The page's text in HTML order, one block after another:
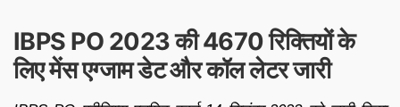
IBPS PO 2023 की 4670 रिक्तियों के
लिए मेंस एग्जाम डेट और कॉल लेटर जारी